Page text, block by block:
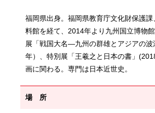
福岡県出身。福岡県教育庁文化財保護課
料館を経て、2014年より九州国立博物
展「戦国大名―九州の群雄とアジアの
年）、特別展「王羲之と日本の書」
画に関わる。専門は日本近世史。
場 所